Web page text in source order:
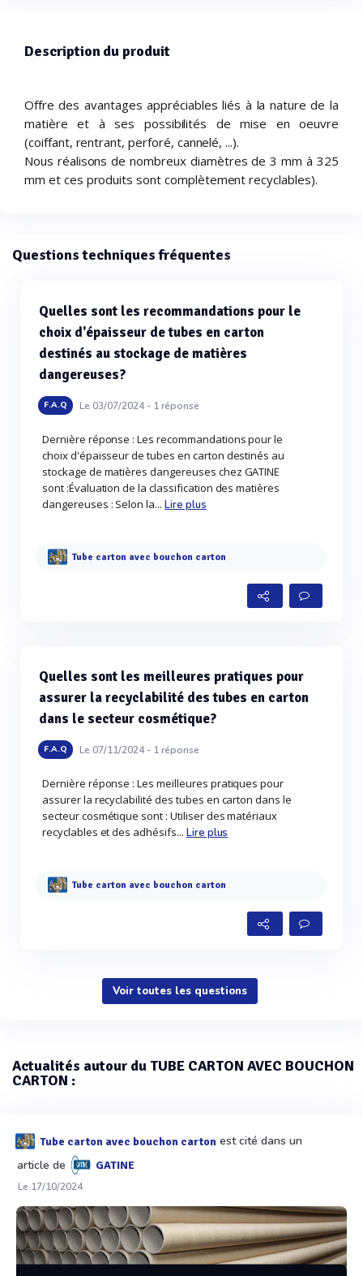
Description du produit
Offre des avantages appréciables liés à la nature de la
matière et à ses possibilités de mise en oeuvre
(coiffant, rentrant, perforé, cannelé, ...).
Nous réalisons de nombreux diamètres de 3 mm à 325
mm et ces produits sont complètement recyclables).
Questions techniques fréquentes
Quelles sont les recommandations pour le
choix d'épaisseur de tubes en carton
destinés au stockage de matières
dangereuses?
F.A.Q Le 03/07/2024 - 1réponse
Dernière réponse : Les recommandations pour le
choix d'épaisseur de tubes en carton destinés au
stockage de matières dangereuses chez GATINE
sont :Évaluation de la classification des matières
dangereuses : Selon la... Lire plus
Tube carton avec bouchon carton
Quelles sont les meilleures pratiques pour
assurer la recyclabilité des tubes en carton
dans le secteur cosmétique?
F.A.Q Le 07/11/2024 - 1réponse
Dernière réponse : Les meilleures pratiques pour
assurer la recyclabilité des tubes en carton dans le
secteur cosmétique sont : Utiliser des matériaux
recyclables et des adhésifs... Lire plus
Tube carton avec bouchon carton
Voir toutes les questions
Actualités autour du TUBE CARTON AVEC BOUCHON
CARTON :
Tube carton avec bouchon carton est cité dans un
article de
GATINE
Le 17/10/2024